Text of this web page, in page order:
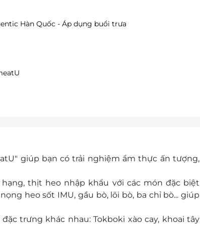
Hàn Quốc - Áp dụng buổi trưa
giúp bạn có trải nghiệm ẩm thực ấn tượng,
thịt heo nhập khẩu với các món đặc biệt
heo sốt IMU, gầu bò, lõi bò, ba chỉ bò... giúp
trưng khác nhau: Tokboki xào cay, khoai tây